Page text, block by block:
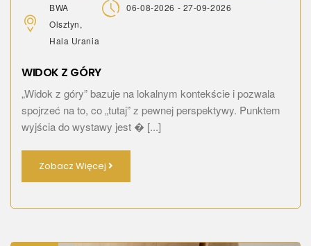
BWA
Olsztyn,
Hala Urania
06-08-2026 - 27-09-2026
WIDOK Z GÓRY
„Widok z góry” bazuje na lokalnym kontekście i pozwala
spojrzeć na to, co „tutaj” z pewnej perspektywy. Punktem
wyjścia do wystawy jest � [...]
Zobacz Więcej